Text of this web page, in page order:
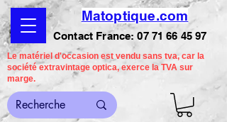
Matoptique.com
Contact France:07 71 66 45 97
Le matériel d'occasion est vendu sans tva, car la
société extravintage optica, exerce la TVA sur
marge.